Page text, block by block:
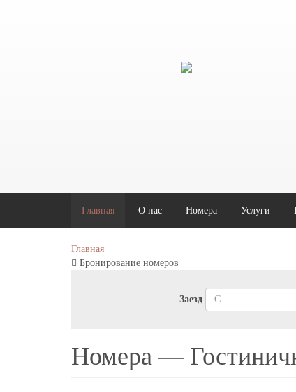
Главная O нас Номера Услуги
Главная
Бронирование номеров
Заезд
Номера —